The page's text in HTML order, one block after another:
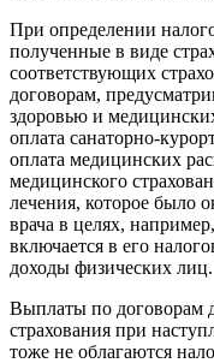
При определении
полученные в виде
соответствующих
договорам,
здоровью и
оплата санаторно-
оплата медицинских
медицинского
лечения, которое было
врача в целях,
включается в его
доходы физических лиц.
Выплаты по договорам
страхования при
тоже не облагаются